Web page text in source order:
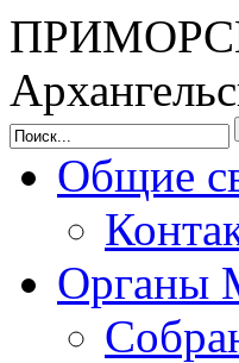
Общие
Органы